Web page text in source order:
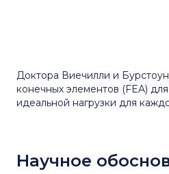
Доктора Виечилли и
конечных элементов (FEA)
идеальной нагрузки для
Научное